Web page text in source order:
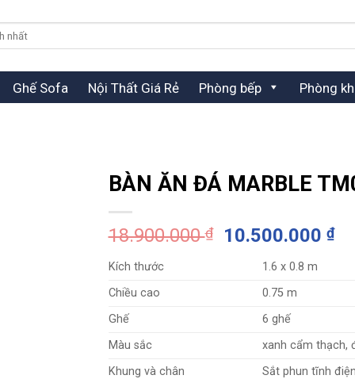
Ghế Sofa Nội Thất Giá Rẻ Phòng bếp Phòng
BÀN ĂN ĐÁ MARBLE
18.900.000₫
Giá
18.900.000 ₫.
10.500.000 ₫
Kích thước
1.6 x 0.8 m
Chiều cao
0.75 m
Ghế
6 ghế
Màu sắc
xanh cẩm thạch,
Khung và chân
Sắt phun tĩnh